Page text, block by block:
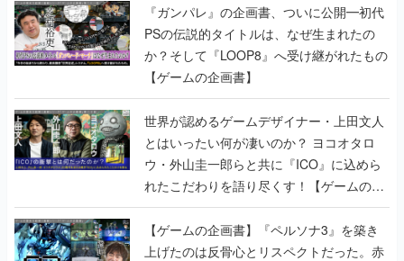
『ガンパレ』の企画書、ついに公開━初代
PSの伝説的タイトルは、なぜ生まれたの
か？そして『LOOP8』へ受け継がれたもの
【ゲームの企画書】
世界が認めるゲームデザイナー・上田文人
とはいったい何が凄いのか？ ヨコオタロ
ウ・外山圭一郎らと共に『ICO』に込めら
れたこだわりを語り尽くす！【ゲームの企
画書】
【ゲームの企画書】『ペルソナ3』を築き
上げたのは反骨心とリスペクトだった。赤